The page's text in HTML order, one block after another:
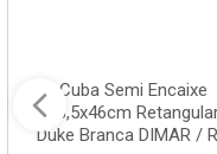
Cuba Semi Encaixe
58,5x46cm
Duke Branca DIMAR /